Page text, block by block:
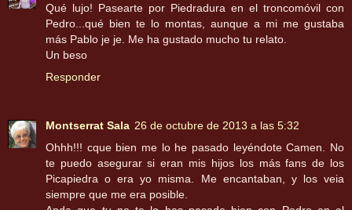
Qué lujo! Pasearte por Piedradura en el troncomóvil con
Pedro...qué bien te lo montas, aunque a mi me gustaba
más Pablo je je. Me ha gustado mucho tu relato.
Un beso
Responder
Montserrat Sala 26 de octubre de 2013 a las 5:32
Ohhh!!! cque bien me lo he pasado leyéndote Camen. No
te puedo asegurar si eran mis hijos los más fans de los
Picapiedra o era yo misma. Me encantaban, y los veia
siempre que me era posible.